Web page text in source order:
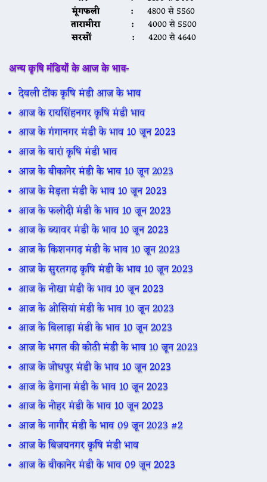
मूंगफली :
4800 से 5560
तारामीरा :
4000 से 5500
सरसों :
4200 से 4640
अन्य कृषि मंडियों के आज के भाव-
देवली टोंक कृषि मंडी आज के भाव
आज के रायसिंहनगर कृषि मंडी भाव
आज के गंगानगर मंडी के भाव 10 जून 2023
आज के बारां कृषि मंडी भाव
आज के बीकानेर मंडी के भाव 10 जून 2023
आज के मेड़ता मंडी के भाव 10 जून 2023
आज के फलोदी मंडी के भाव 10 जून 2023
आज के ब्यावर मंडी के भाव 10 जून 2023
आज के किशनगढ़ मंडी के भाव 10 जून 2023
आज के सुरतगढ़ कृषि मंडी के भाव 10 जून 2023
आज के नोखा मंडी के भाव 10 जून 2023
आज के ओसियां मंडी के भाव 10 जून 2023
आज के बिलाड़ा मंडी के भाव 10 जून 2023
आज के भगत की कोठी मंडी के भाव 10 जून 2023
आज के जोधपुर मंडी के भाव 10 जून 2023
आज के डेगाना मंडी के भाव 10 जून 2023
आज के नोहर मंडी के भाव 10 जून 2023
आज के नागौर मंडी के भाव 09 जून 2023 #2
आज के बिजयनगर कृषि मंडी भाव
आज के बीकानेर मंडी के भाव 09 जून 2023